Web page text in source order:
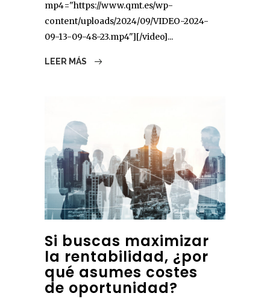
mp4="https://www.qmt.es/wp-
content/uploads/2024/09/VIDEO-2024-
09-13-09-48-23.mp4"][/video]...
LEER MÁS
Si buscas maximizar
la rentabilidad, ¿por
qué asumes costes
de oportunidad?